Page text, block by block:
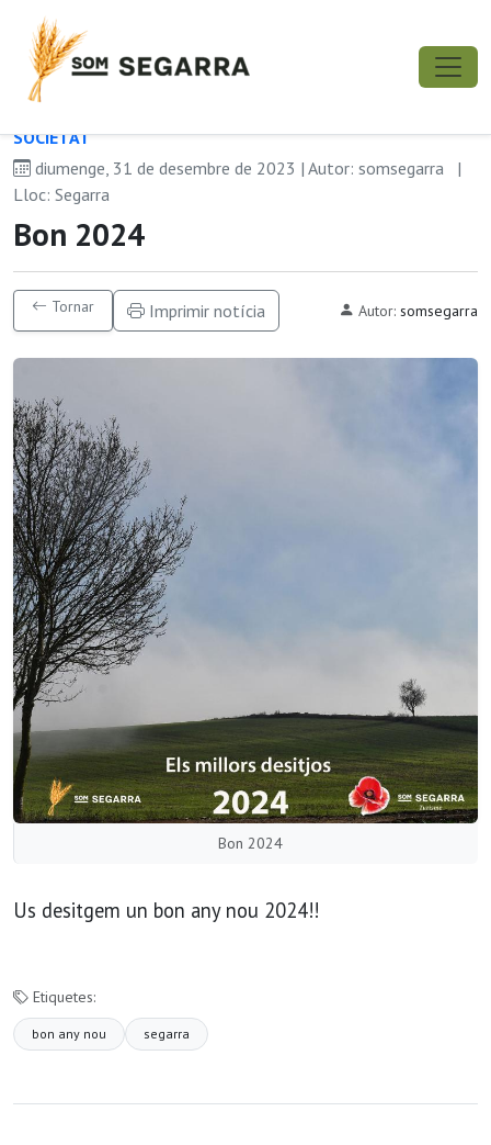
SOCIETAT
diumenge, 31 de desembre de 2023 | Autor: somsegarra
|
Lloc: Segarra
Bon 2024
Tornar Imprimir notícia Autor: somsegarra
Bon 2024
Us desitgem un bon any nou 2024!!
Etiquetes:
bon any nou segarra